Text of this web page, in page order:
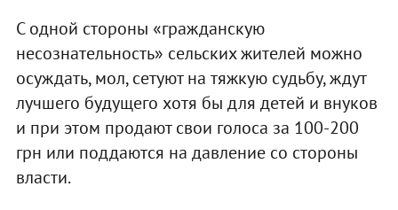
С одной стороны «гражданскую
несознательность» сельских жителей можно
осуждать, мол, сетуют на тяжкую судьбу, ждут
лучшего будущего хотя бы для детей и внуков
и при этом продают свои голоса за 100-200
грн или поддаются на давление со стороны
власти.